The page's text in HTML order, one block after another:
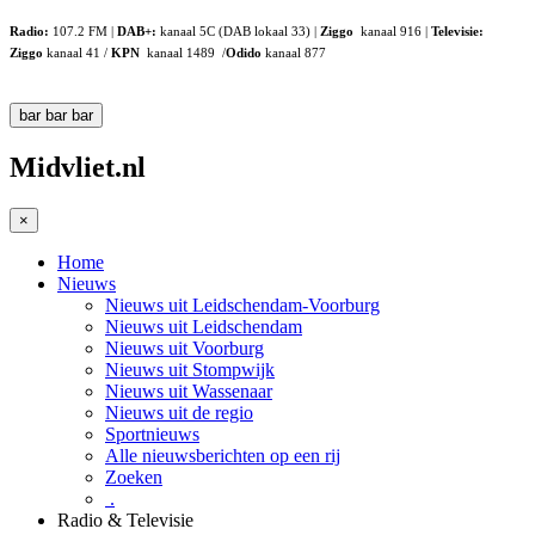
Radio: 107.2 FM | DAB+: kanaal 5C (DAB lokaal 33) | Ziggo kanaal 916 | Televisie:
Ziggo kanaal 41 / KPN kanaal 1489 /Odido kanaal 877
bar bar bar
Midvliet.nl
×
Home
Nieuws
Nieuws uit Leidschendam-Voorburg
Nieuws uit Leidschendam
Nieuws uit Voorburg
Nieuws uit Stompwijk
Nieuws uit Wassenaar
Nieuws uit de regio
Sportnieuws
Alle nieuwsberichten op een rij
Zoeken
.
Radio & Televisie